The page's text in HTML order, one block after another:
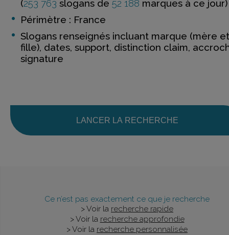
(253 763 slogans de 52 188 marques à ce jour)
Périmètre : France
Slogans renseignés incluant marque (mère et
fille), dates, support, distinction claim,
signature
LANCER LA RECHERCHE
Ce n’est pas exactement ce que je recherche
> Voir la recherche rapide
> Voir la recherche approfondie
> Voir la recherche personnalisée